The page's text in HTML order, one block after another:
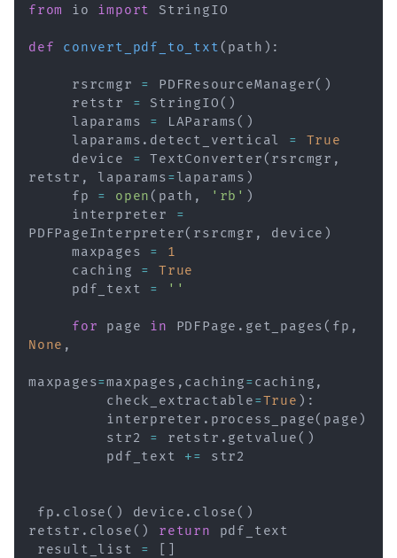
from
io import StringIO
def convert_pdf_to_txt ( path ) :
     rsrcmgr
= PDFResourceManager( )
     retstr
= StringIO ( )
     laparams
= LAParams ( )
     laparams
. detect_vertical =
True
     device
= TextConverter ( rsrcmgr ,
retstr , laparams=laparams )
     fp
= open ( path , 'rb' )
     interpreter
=
PDFPageInterpreter( rsrcmgr , device )
     maxpages
=
1
     caching
=
True
     pdf_text
= ''
for page in PDFPage . get_pages ( fp ,
None ,
maxpages=maxpages , caching=caching ,
         check_extractable
=True ) :
         interpreter
. process_page( page )
         str2
= retstr . getvalue ( )
         pdf_text
+= str2
fp . close ( ) device . close ( )
retstr . close ( ) return
pdf_text
result_list =